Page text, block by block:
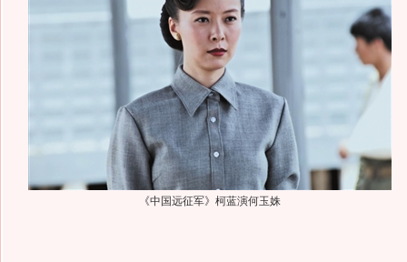
《中国远征军》柯蓝演何玉姝